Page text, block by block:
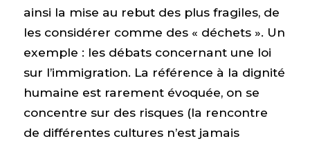
ainsi la mise au rebut des plus fragiles, de
les considérer comme des « déchets ». Un
exemple : les débats concernant une loi
sur l’immigration. La référence à la dignité
humaine est rarement évoquée, on se
concentre sur des risques (la rencontre
de différentes cultures n’est jamais